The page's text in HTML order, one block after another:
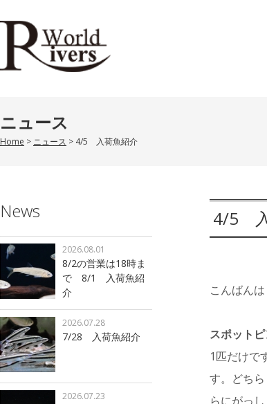
ニュース
Home > ニュース > 4/5 入荷魚紹介
4/5
こんばん
スポット
1匹だけで
す。どち
らにがっ
News
8/2の営業は18時ま
で 8/1 入荷魚紹
介
2026.08.01
7/28 入荷魚紹介
2026.07.28
2026.07.23